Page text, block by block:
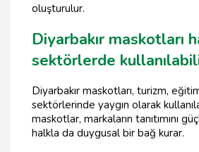
oluşturulur.
Diyarbakır maskotları
sektörlerde
Diyarbakır maskotları, turizm,
sektörlerinde yaygın olarak
maskotlar, markaların tanıtımını
halkla da duygusal bir bağ kurar.